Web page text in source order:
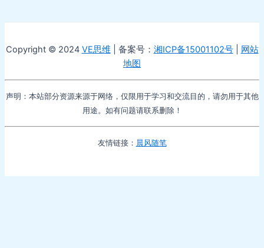
Copyright © 2024 VE思维 | 备案号： 湘ICP备15001102号| 网站
地图
声明：本站部分资源来源于网络，仅限用于学习和交流目的，请勿用于其他
用途。如有问题请联系删除！
友情链接： 晨风随笔